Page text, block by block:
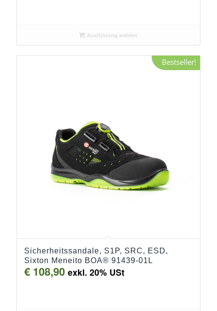
Ausführung wählen
Bestseller!
Sicherheitssandale, S1P, SRC, ESD,
Sixton Meneito BOA® 91439-01L
€108,90 exkl. 20% USt